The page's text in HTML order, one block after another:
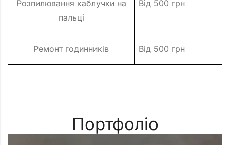
Розпилювання каблучки на
пальці
Від 500 грн
Ремонт годинників Від 500 грн
Портфоліо